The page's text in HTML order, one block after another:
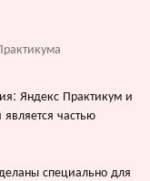
Яндекс Практикум и
частью
специально для